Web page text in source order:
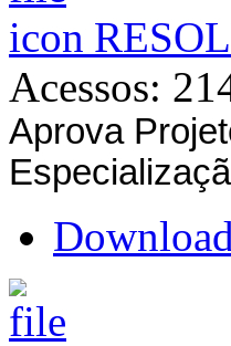
Acessos:
Aprova
Download